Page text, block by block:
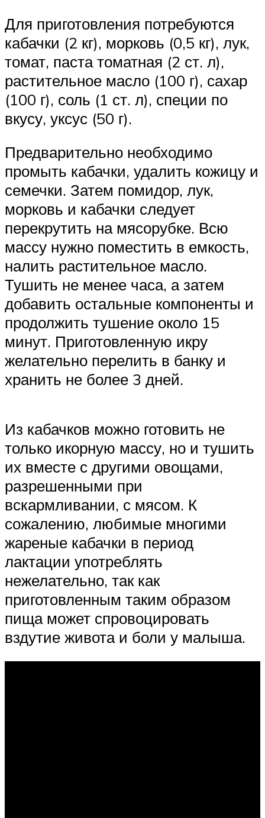
Для приготовления потребуются
кабачки (2 кг), морковь (0,5 кг), лук,
томат, паста томатная (2 ст. л),
растительное масло (100 г), сахар
(100 г), соль (1 ст. л), специи по
вкусу, уксус (50 г).
Предварительно необходимо
промыть кабачки, удалить кожицу и
семечки. Затем помидор, лук,
морковь и кабачки следует
перекрутить на мясорубке. Всю
массу нужно поместить в емкость,
налить растительное масло.
Тушить не менее часа, а затем
добавить остальные компоненты и
продолжить тушение около 15
минут. Приготовленную икру
желательно перелить в банку и
хранить не более 3 дней.
Из кабачков можно готовить не
только икорную массу, но и тушить
их вместе с другими овощами,
разрешенными при
вскармливании, с мясом. К
сожалению, любимые многими
жареные кабачки в период
лактации употреблять
нежелательно, так как
приготовленным таким образом
пища может спровоцировать
вздутие живота и боли у малыша.